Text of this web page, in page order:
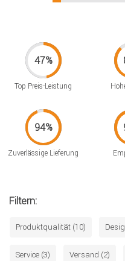
Top Preis-Leistung
Zuverlässige Lieferung
Filtern:
Produktqualität (10)
Service (3) Versand (2)